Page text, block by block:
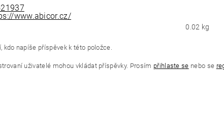
www.abicor.cz/
0.02 kg
kdo napíše příspěvek k této položce.
uživatelé mohou vkládat příspěvky. Prosím přihlaste se nebo se